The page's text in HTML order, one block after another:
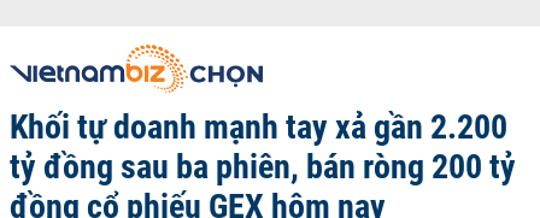
Khối tự doanh mạnh tay xả gần 2.200
tỷ đồng sau ba phiên, bán ròng 200 tỷ
đồng cổ phiếu GEX hôm nay